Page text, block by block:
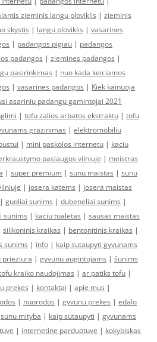
zieminis langu ploviklis | zieminis
skystis | langu ploviklis | vasarines
| padangos pigiau | padangos
padangos | ziemines padangos |
pasirinkimas | nuo kada keiciamos
| vasarines padangos | Kiek kainuoja
asariniu padangu gamintojai 2021
| tofu zalios arbatos ekstraktu | tofu
grazinimas | elektromobiliu
| mini paskolos internetu | kaciu
paslaugos vilniuje | meistras
| super premium | sunu maistas | sunu
| josera katems | josera maistas
| guoliai sunims | dubeneliai sunims |
sunims | kaciu tualetas | sausas maistas
silikoninis kraikas | bentonitinis kraikas |
sunims | info | kaip sutaupyti gyvunams
prieziura | gyvunu augintojams | šunims
kraiko naudojimas | ar patiks tofu |
prekes | kontaktai | apie mus |
| nuorodos | gyvunu prekes | edalo
sunu mityba | kaip sutaupyti | gyvunams
| internetine parduotuve | kokybiskas